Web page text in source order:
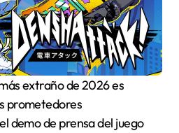
prometedores
demo de prensa del juego